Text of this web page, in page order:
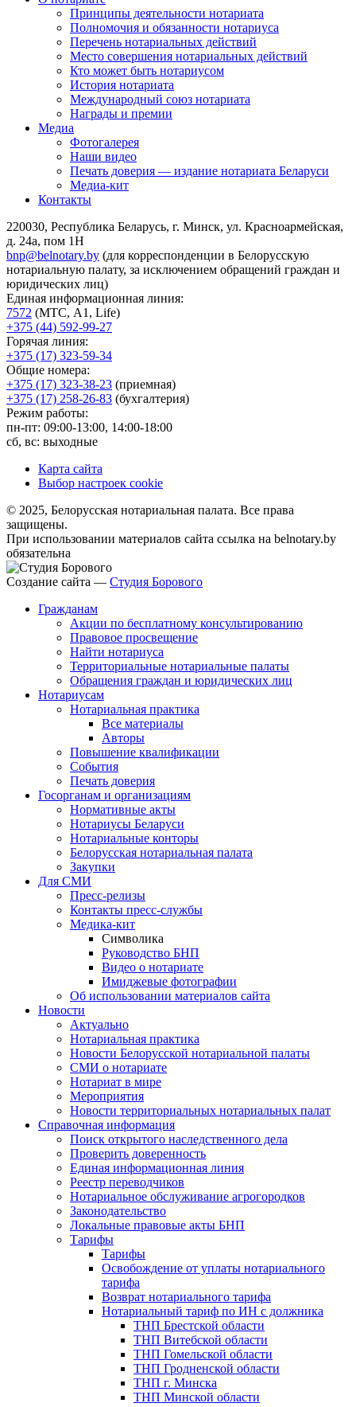
Принципы деятельности нотариата
Полномочия и обязанности нотариуса
Перечень нотариальных действий
Место совершения нотариальных действий
Кто может быть нотариусом
История нотариата
Международный союз нотариата
Награды и премии
Медиа
Фотогалерея
Наши видео
Печать доверия — издание нотариата Беларуси
Медиа-кит
Контакты
220030, Республика Беларусь, г. Минск, ул. Красноармейская,
д. 24а, пом 1Н
bnp@belnotary.by (для корреспонденции в Белорусскую
нотариальную палату, за исключением обращений граждан и
юридических лиц)
Единая информационная линия:
7572 (МТС, A1, Life)
+375 (44) 592-99-27
Горячая линия:
+375 (17) 323-59-34
Общие номера:
+375 (17) 323-38-23 (приемная)
+375 (17) 258-26-83 (бухгалтерия)
Режим работы:
пн-пт: 09:00-13:00, 14:00-18:00
сб, вс: выходные
Карта сайта
Выбор настроек cookie
© 2025, Белорусская нотариальная палата. Все права
защищены.
При использовании материалов сайта ссылка на belnotary.by
обязательна
Создание сайта — Студия Борового
Гражданам
Акции по бесплатному консультированию
Правовое просвещение
Найти нотариуса
Территориальные нотариальные палаты
Обращения граждан и юридических лиц
Нотариусам
Нотариальная практика
Все материалы
Авторы
Повышение квалификации
События
Печать доверия
Госорганам и организациям
Нормативные акты
Нотариусы Беларуси
Нотариальные конторы
Белорусская нотариальная палата
Закупки
Для СМИ
Пресс-релизы
Контакты пресс-службы
Медика-кит
Символика
Руководство БНП
Видео о нотариате
Имиджевые фотографии
Об использовании материалов сайта
Новости
Актуально
Нотариальная практика
Новости Белорусской нотариальной палаты
СМИ о нотариате
Нотариат в мире
Мероприятия
Новости территориальных нотариальных палат
Справочная информация
Поиск открытого наследственного дела
Проверить доверенность
Единая информационная линия
Реестр переводчиков
Нотариальное обслуживание агрогородков
Законодательство
Локальные правовые акты БНП
Тарифы
Тарифы
Освобождение от уплаты нотариального
тарифа
Возврат нотариального тарифа
Нотариальный тариф по ИН с должника
ТНП Брестской области
ТНП Витебской области
ТНП Гомельской области
ТНП Гродненской области
ТНП г. Минска
ТНП Минской области